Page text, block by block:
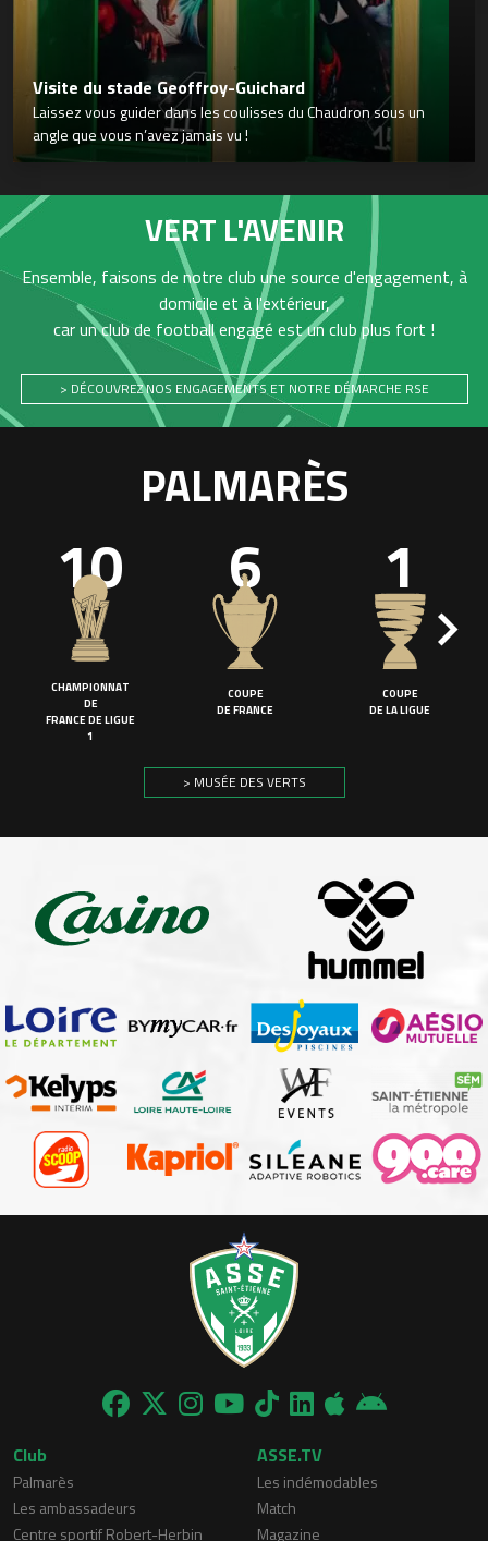
Visite du stade Geoffroy-Guichard
Laissez vous guider dans les coulisses du Chaudron sous un
angle que vous n’avez jamais vu !
VERT L'AVENIR
Ensemble, faisons de notre club une source d'engagement, à
domicile et à l'extérieur,
car un club de football engagé est un club plus fort !
> DÉCOUVREZ NOS ENGAGEMENTS ET NOTRE DÉMARCHE RSE
PALMARÈS
10
CHAMPIONNAT
DE
FRANCE DE LIGUE
1
6
COUPE
DE FRANCE
1
COUPE
DE LA LIGUE
> MUSÉE DES VERTS
Club
Palmarès
Les ambassadeurs
Centre sportif Robert-Herbin
ASSE.TV
Les indémodables
Match
Magazine